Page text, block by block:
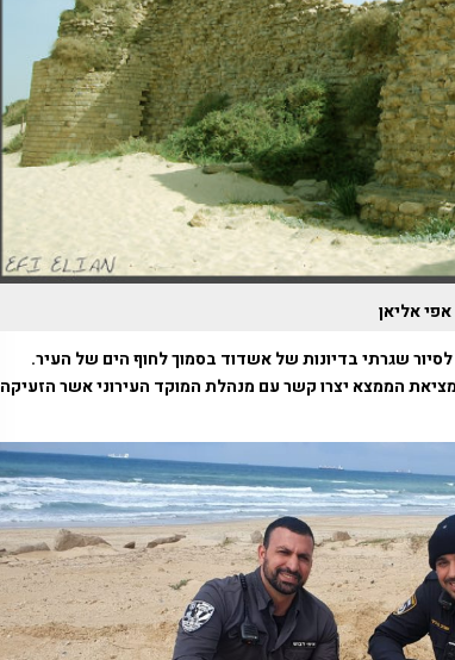
אליאן
לסיור שגרתי בדיונות של אשדוד בסמוך לחוף הים של העיר.
הממצא יצרו קשר עם מנהלת המוקד העירוני אשר הזעיקה